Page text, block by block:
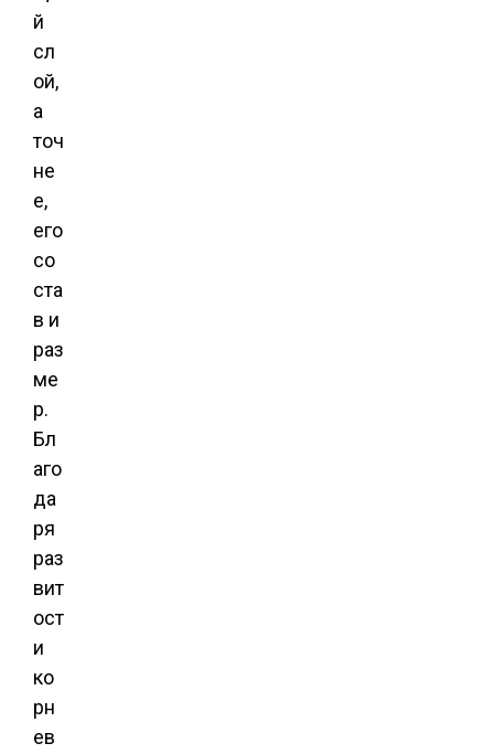
й
сл
ой,
а
точ
не
е,
его
со
ста
в и
раз
ме
р.
Бл
аго
да
ря
раз
вит
ост
и
ко
рн
ев